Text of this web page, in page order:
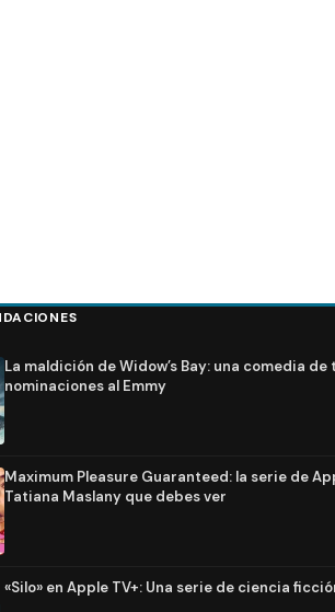
La nueva presidenta de ABC
La maldición de Widow’s Bay: una comedia de
nominaciones al Emmy
Maximum Pleasure Guaranteed: la serie de
Tatiana Maslany que debes ver
«Silo» en Apple TV+: Una serie de ciencia